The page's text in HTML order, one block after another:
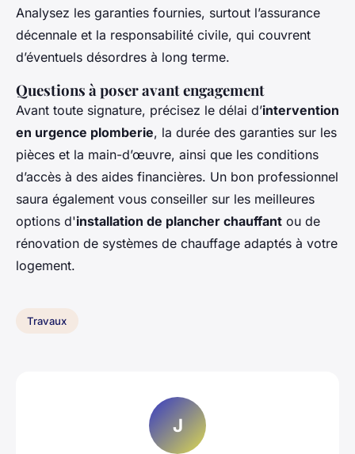
Analysez les garanties fournies, surtout l’assurance
décennale et la responsabilité civile, qui couvrent
d’éventuels désordres à long terme.
Questions à poser avant engagement
Avant toute signature, précisez le délai d’intervention
en urgence plomberie, la durée des garanties sur les
pièces et la main-d’œuvre, ainsi que les conditions
d’accès à des aides financières. Un bon professionnel
saura également vous conseiller sur les meilleures
options d'installation de plancher chauffant ou de
rénovation de systèmes de chauffage adaptés à votre
logement.
Travaux
J